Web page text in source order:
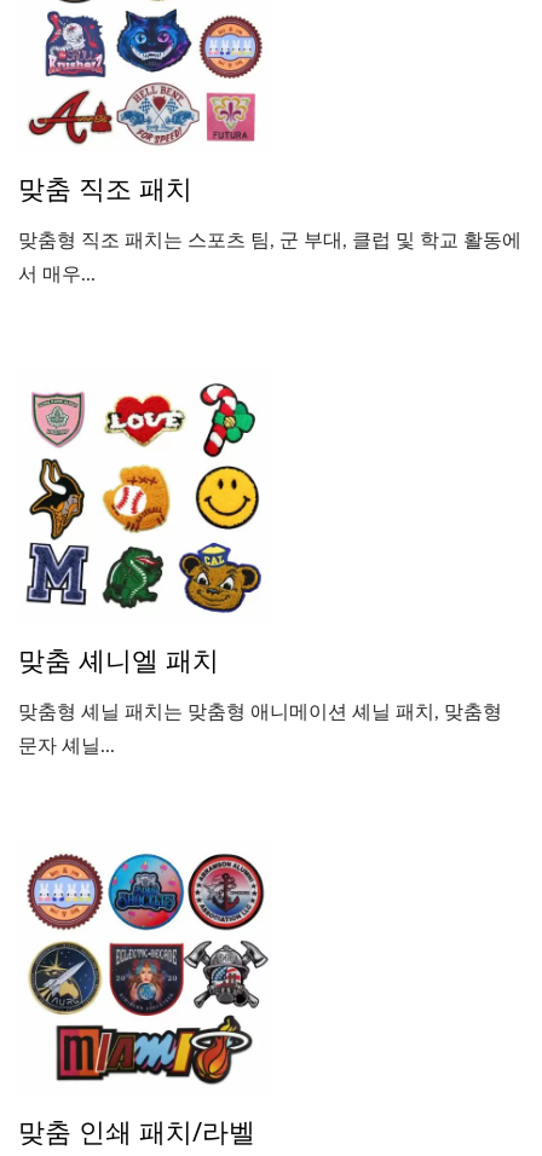
맞춤 직조 패치
맞춤형 직조 패치는 스포츠 팀, 군 부대, 클럽 및 학교 활동에
서 매우...
맞춤 셰니엘 패치
맞춤형 셰닐 패치는 맞춤형 애니메이션 셰닐 패치, 맞춤형
문자 셰닐...
맞춤 인쇄 패치/라벨